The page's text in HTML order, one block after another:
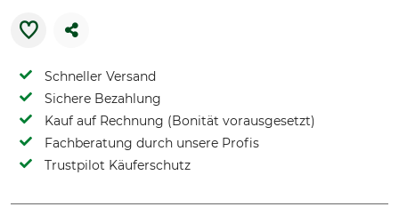
Schneller Versand
Sichere Bezahlung
Kauf auf Rechnung (Bonität vorausgesetzt)
Fachberatung durch unsere Profis
Trustpilot Käuferschutz